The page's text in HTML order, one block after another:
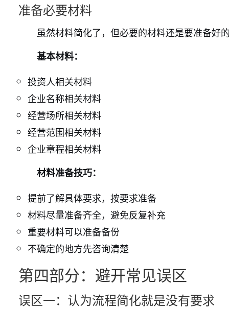
准备必要材料
虽然材料简化了，但必要的材料还是要准备好
基本材料：
投资人相关材料
企业名称相关材料
经营场所相关材料
经营范围相关材料
企业章程相关材料
材料准备技巧：
提前了解具体要求，按要求准备
材料尽量准备齐全，避免反复补充
重要材料可以准备备份
不确定的地方先咨询清楚
第四部分：避开常见误区
误区一：认为流程简化就是没有要求